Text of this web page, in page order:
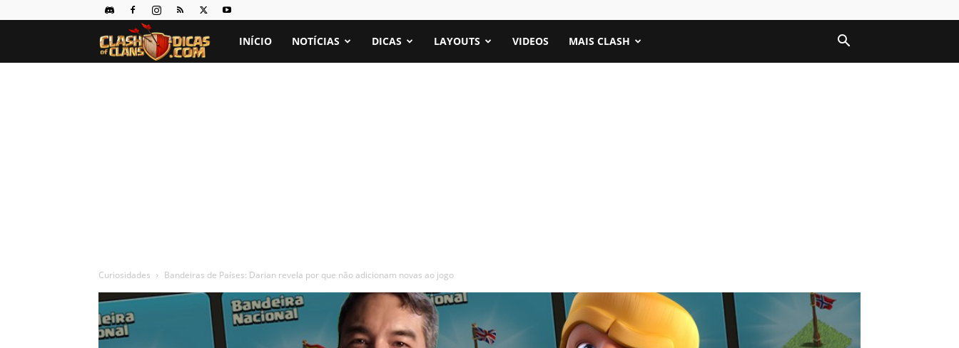
Clash
INÍCIO NOTÍCIAS DICAS LAYOUTS VIDEOS MAIS CLASH
Curiosidades Bandeiras de Países: Darian revela por que não adicionam novas ao jogo